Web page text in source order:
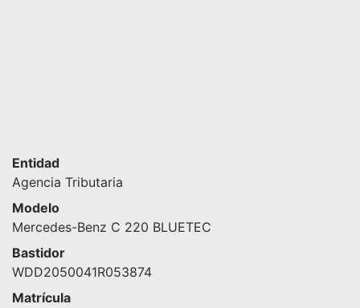
Entidad
Agencia Tributaria
Modelo
Mercedes-Benz C 220 BLUETEC
Bastidor
WDD2050041R053874
Matrícula